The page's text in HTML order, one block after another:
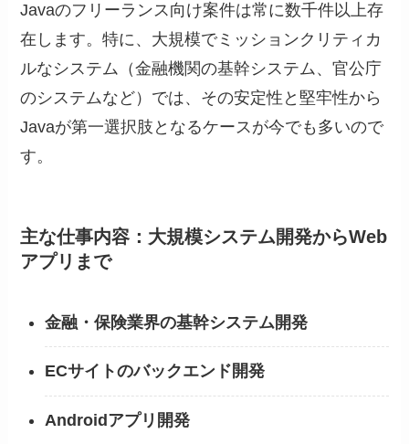
Javaのフリーランス向け案件は常に数千件以上存
在します。特に、大規模でミッションクリティカ
ルなシステム（金融機関の基幹システム、官公庁
のシステムなど）では、その安定性と堅牢性から
Javaが第一選択肢となるケースが今でも多いので
す。
主な仕事内容：大規模システム開発からWeb
アプリまで
金融・保険業界の基幹システム開発
ECサイトのバックエンド開発
Androidアプリ開発